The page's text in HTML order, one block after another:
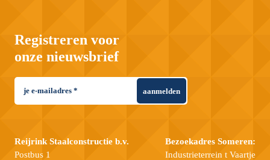
Registreren voor
onze nieuwsbrief
aanmelden
Reijrink Staalconstructie b.v.
Postbus 1
Bezoekadres Someren:
Industrieterrein t Vaartje